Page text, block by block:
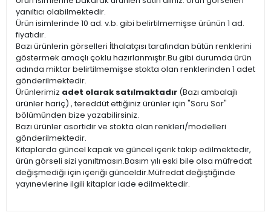
yanıltıcı olabilmektedir.
Ürün isimlerinde 10 ad. v.b. gibi belirtilmemişse ürünün 1 ad.
fiyatıdır.
Bazı ürünlerin görselleri İthalatçısı tarafından bütün renklerini
göstermek amaçlı çoklu hazırlanmıştır.Bu gibi durumda ürün
adında miktar belirtilmemişse stokta olan renklerinden 1 adet
gönderilmektedir.
Ürünlerimiz adet olarak satılmaktadır (Bazı ambalajlı
ürünler hariç) , tereddüt ettiğiniz ürünler için "Soru Sor"
bölümünden bize yazabilirsiniz.
Bazı ürünler asortidir ve stokta olan renkleri/modelleri
gönderilmektedir.
Kitaplarda güncel kapak ve güncel içerik takip edilmektedir,
ürün görseli sizi yanıltmasın.Basım yılı eski bile olsa müfredat
değişmediği için içeriği günceldir.Müfredat değiştiğinde
yayınevlerine ilgili kitaplar iade edilmektedir.